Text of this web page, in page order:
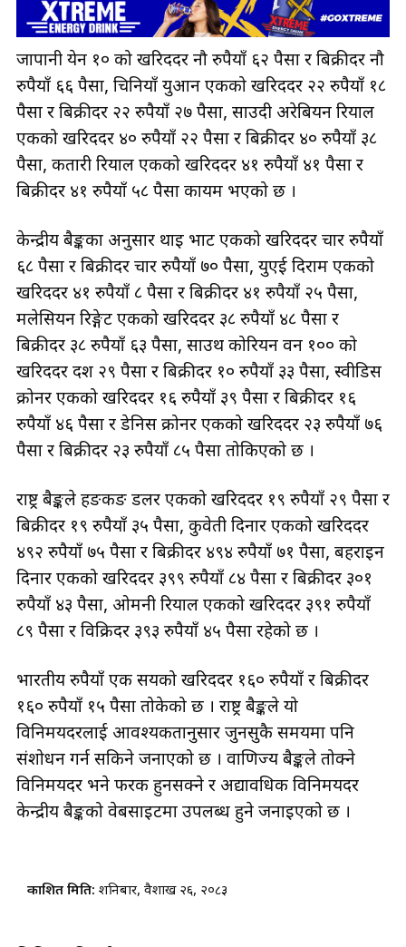
जापानी येन १० को खरिददर नौ रुपैयाँ ६२ पैसा र बिक्रीदर नौ
रुपैयाँ ६६ पैसा, चिनियाँ युआन एकको खरिददर २२ रुपैयाँ १८
पैसा र बिक्रीदर २२ रुपैयाँ २७ पैसा, साउदी अरेबियन रियाल
एकको खरिददर ४० रुपैयाँ २२ पैसा र बिक्रीदर ४० रुपैयाँ ३८
पैसा, कतारी रियाल एकको खरिददर ४१ रुपैयाँ ४१ पैसा र
बिक्रीदर ४१ रुपैयाँ ५८ पैसा कायम भएको छ ।
केन्द्रीय बैङ्कका अनुसार थाइ भाट एकको खरिददर चार रुपैयाँ
६८ पैसा र बिक्रीदर चार रुपैयाँ ७० पैसा, युएई दिराम एकको
खरिददर ४१ रुपैयाँ ८ पैसा र बिक्रीदर ४१ रुपैयाँ २५ पैसा,
मलेसियन रिङ्गेट एकको खरिददर ३८ रुपैयाँ ४८ पैसा र
बिक्रीदर ३८ रुपैयाँ ६३ पैसा, साउथ कोरियन वन १०० को
खरिददर दश २९ पैसा र बिक्रीदर १० रुपैयाँ ३३ पैसा, स्वीडिस
क्रोनर एकको खरिददर १६ रुपैयाँ ३९ पैसा र बिक्रीदर १६
रुपैयाँ ४६ पैसा र डेनिस क्रोनर एकको खरिददर २३ रुपैयाँ ७६
पैसा र बिक्रीदर २३ रुपैयाँ ८५ पैसा तोकिएको छ ।
राष्ट्र बैङ्कले हङकङ डलर एकको खरिददर १९ रुपैयाँ २९ पैसा र
बिक्रीदर १९ रुपैयाँ ३५ पैसा, कुवेती दिनार एकको खरिददर
४९२ रुपैयाँ ७५ पैसा र बिक्रीदर ४९४ रुपैयाँ ७१ पैसा, बहराइन
दिनार एकको खरिददर ३९९ रुपैयाँ ८४ पैसा र बिक्रीदर ३०१
रुपैयाँ ४३ पैसा, ओमनी रियाल एकको खरिददर ३९१ रुपैयाँ
८९ पैसा र विक्रिदर ३९३ रुपैयाँ ४५ पैसा रहेको छ ।
भारतीय रुपैयाँ एक सयको खरिददर १६० रुपैयाँ र बिक्रीदर
१६० रुपैयाँ १५ पैसा तोकेको छ । राष्ट्र बैङ्कले यो
विनिमयदरलाई आवश्यकतानुसार जुनसुकै समयमा पनि
संशोधन गर्न सकिने जनाएको छ । वाणिज्य बैङ्कले तोक्ने
विनिमयदर भने फरक हुनसक्ने र अद्यावधिक विनिमयदर
केन्द्रीय बैङ्कको वेबसाइटमा उपलब्ध हुने जनाइएको छ ।
प्रकाशित मिति: शनिबार, वैशाख २६, २०८३